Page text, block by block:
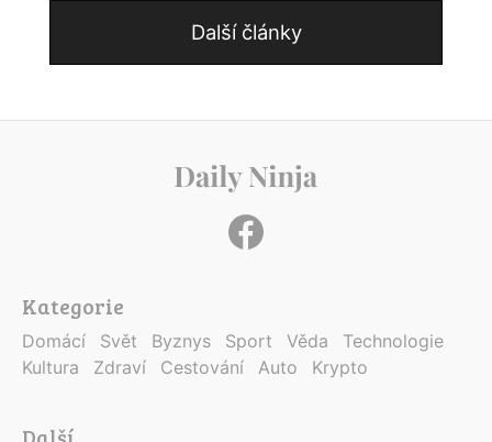
Další články
Kategorie
Domácí Svět Byznys Sport Věda
Technologie
Kultura
Zdraví Cestování Auto Krypto